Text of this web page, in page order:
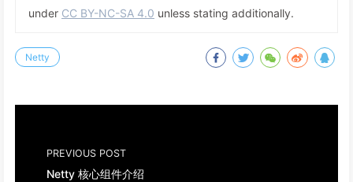
under CC BY-NC-SA 4.0 unless stating additionally.
Netty
PREVIOUS POST
Netty 核心组件介绍